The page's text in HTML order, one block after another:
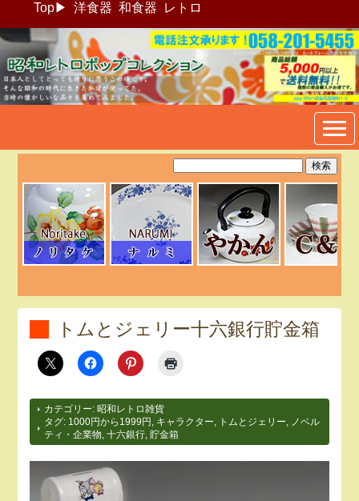
Top▶ 洋食器 和食器 レトロ
昭和レトロポップ食器生活雑
貨通販＠フリマート
トムとジェリー十六銀行貯金箱
カテゴリー: 昭和レトロ雑貨
タグ: 1000円から1999円 キャラクター トムとジェリー
ノベル
ティ・企業物 ,十六銀行 貯金箱